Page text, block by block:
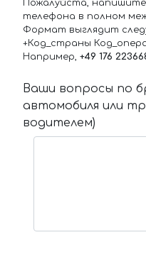
Пожалуйста,
телефона в полном
Формат выглядит
+Код_страны
Например, +49 176
Ваши вопросы по
автомобиля или
водителем)